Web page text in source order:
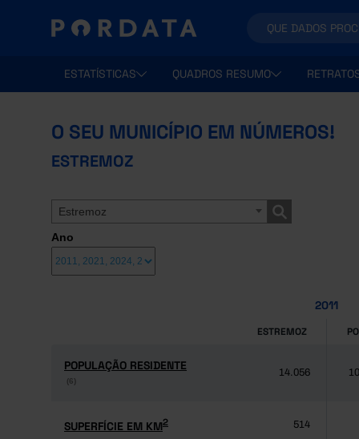
ESTATÍSTICAS QUADROS RESUMO
O SEU MUNICÍPIO EM NÚMEROS!
ESTREMOZ
Estremoz
Ano
2011
ESTREMOZ
POPULAÇÃO RESIDENTE
(6)
POPULAÇÃO RESIDENTE
(6)
14.056
SUPERFÍCIE EM KM2
SUPERFÍCIE EM KM2 514